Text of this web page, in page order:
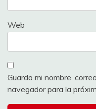
Web
Guarda mi nombre,
navegador para la